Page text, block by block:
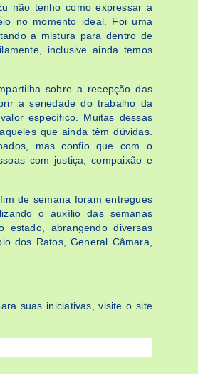
não tenho como expressar a
no momento ideal. Foi uma
a mistura para dentro de
inclusive ainda temos
sobre a recepção das
a seriedade do trabalho da
específico. Muitas dessas
que ainda têm dúvidas.
mas confio que com o
com justiça, compaixão e
de semana foram entregues
o auxílio das semanas
estado, abrangendo diversas
dos Ratos, General Câmara,
suas iniciativas, visite o site